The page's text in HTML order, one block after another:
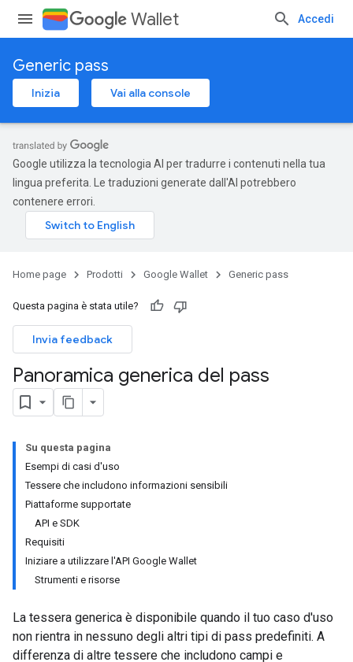
Wallet Accedi
Generic pass
Inizia Vai alla console
Google utilizza la tecnologia AI per tradurre i contenuti nella tua
lingua preferita. Le traduzioni generate dall'AI potrebbero
contenere errori.
Home page Prodotti Google Wallet Generic pass
Questa pagina è stata utile?
Invia feedback
Panoramica generica del pass
Su questa pagina
Esempi di casi d'uso
Tessere che includono informazioni sensibili
Piattaforme supportate
API e SDK
Requisiti
Iniziare a utilizzare l'API Google Wallet
Strumenti e risorse
La tessera generica è disponibile quando il tuo caso d'uso
non rientra in nessuno degli altri tipi di pass predefiniti. A
differenza di altre tessere che includono campi e